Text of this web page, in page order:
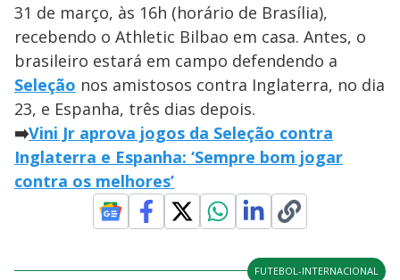
31 de março, às 16h (horário de Brasília),
recebendo o Athletic Bilbao em casa. Antes, o
brasileiro estará em campo defendendo a
Seleção nos amistosos contra Inglaterra, no dia
23, e Espanha, três dias depois.
➡️Vini Jr aprova jogos da Seleção contra
Inglaterra e Espanha: ‘Sempre bom jogar
contra os melhores’
FUTEBOL-INTERNACIONAL